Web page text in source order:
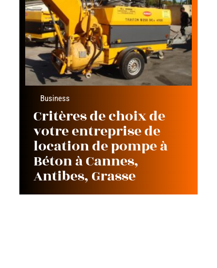
Business
Critères de choix de
votre entreprise de
location de pompe à
Béton à Cannes,
Antibes, Grasse